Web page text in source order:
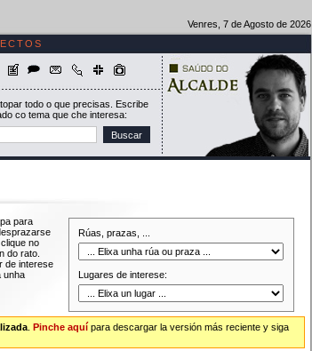
Venres, 7 de Agosto de 2026
todo o que precisas. Escribe
co tema que che interesa:
Buscar
para
no
do rato.
de interese
unha
Rúas, prazas, ...
Lugares de interese:
. Pinche aquípara descargar la versión más reciente y siga